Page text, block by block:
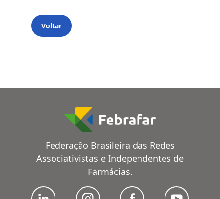
Voltar
Federação Brasileira das Redes
Associativistas e Independentes de
Farmácias.